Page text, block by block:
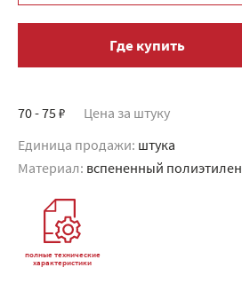
Где купить
70 - 75 ₽ Цена за штуку
Единица продажи: штука
Материал: вспененный полиэтилен
полные технические
характеристики